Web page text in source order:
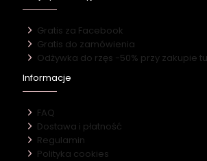
Gratis za Facebook
Gratis do zamówienia
Odżywka do rzęs -50% przy zakupie
Informacje
FAQ
Dostawa i płatność
Regulamin
Polityka cookies